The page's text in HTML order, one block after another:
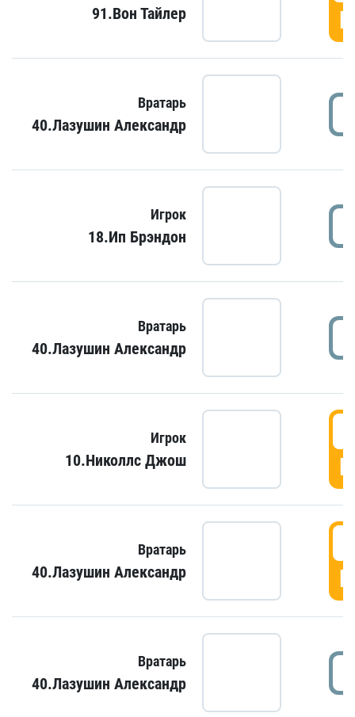
91.Вон Тайлер
Вратарь
40.Лазушин Александр
Игрок
18.Ип Брэндон
Вратарь
40.Лазушин Александр
Игрок
10.Николлс Джош
Вратарь
40.Лазушин Александр
Вратарь
40.Лазушин Александр